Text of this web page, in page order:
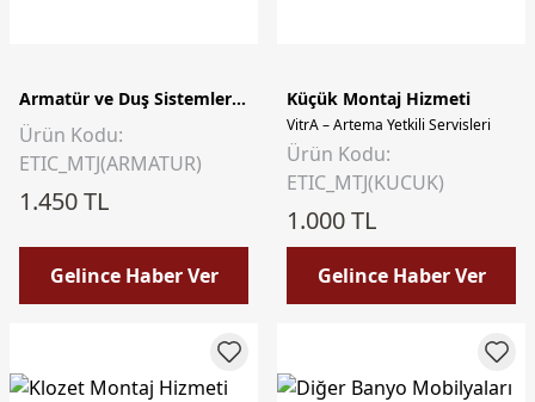
Armatür ve Duş Sistemleri Montaj Hizmeti
Ürün Kodu:
ETIC_MTJ(ARMATUR)
1.450 TL
Gelince Haber Ver
Küçük Montaj Hizmeti
VitrA – Artema Yetkili Servisleri
Ürün Kodu:
ETIC_MTJ(KUCUK)
1.000 TL
Gelince Haber Ver